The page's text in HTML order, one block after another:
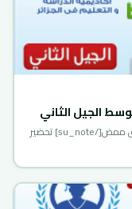
الجيل الثاني
[su_note note_color=”#53defb”]تحضير نص قلق ممض[/su_note] تحضير